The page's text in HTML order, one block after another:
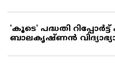
'കൂടെ' പദ്ധതി
ബാലകൃഷ്ണന്‍